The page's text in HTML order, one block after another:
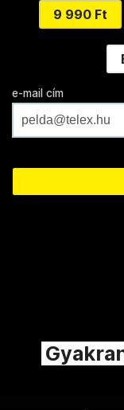
9 990 Ft
e-mail cím